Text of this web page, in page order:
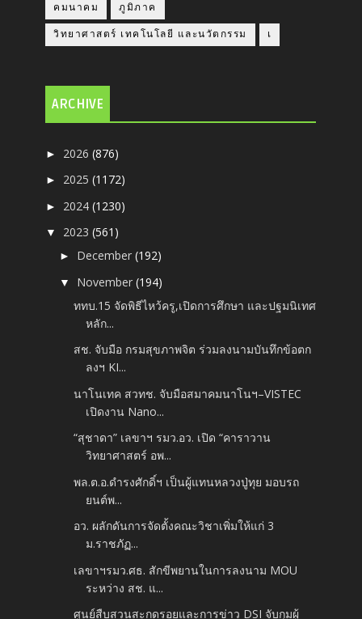
คมนาคม ภูมิภาค
วิทยาศาสตร์ เทคโนโลยี และนวัตกรรม เ
ARCHIVE
► 2026(876)
► 2025(1172)
► 2024(1230)
▼ 2023(561)
► December(192)
▼ November(194)
ททบ.15 จัดพิธีไหว้ครู,เปิดการศึกษา และปฐมนิเทศ
หลัก...
สช. จับมือ กรมสุขภาพจิต ร่วมลงนามบันทึกข้อตก
ลงฯ KI...
นาโนเทค สวทช. จับมือสมาคมนาโนฯ–VISTEC
เปิดงาน Nano...
“สุชาดา” เลขาฯ รมว.อว. เปิด “คาราวาน
วิทยาศาสตร์ อพ...
พล.ต.อ.ดำรงศักดิ์ฯ เป็นผู้แทนหลวงปู่ทุย มอบรถ
ยนต์พ...
อว. ผลักดันการจัดตั้งคณะวิชาเพิ่มให้แก่ 3
ม.ราชภัฏ...
เลขาฯรมว.ศธ. สักขีพยานในการลงนาม MOU
ระหว่าง สช. แ...
ศูนย์สืบสวนสะกดรอยและการข่าว DSI จับกุมผู้